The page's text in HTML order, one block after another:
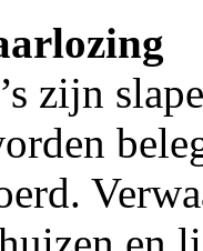
zijn